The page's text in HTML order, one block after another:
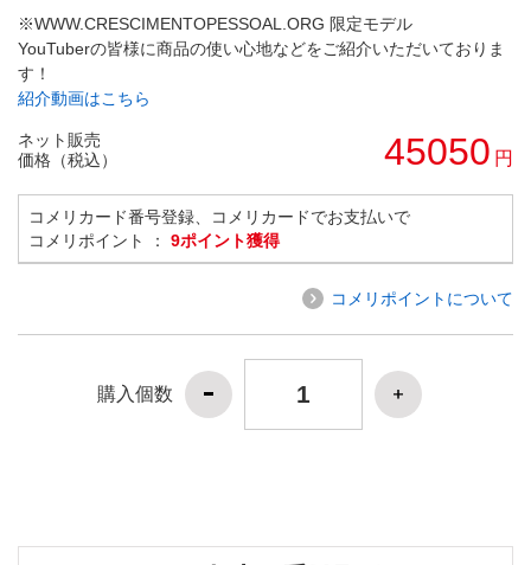
※WWW.CRESCIMENTOPESSOAL.ORG 限定モデル
YouTuberの皆様に商品の使い心地などをご紹介いただいておりま
す！
紹介動画はこちら
ネット販売
価格（税込）
45050 円
コメリカード番号登録、コメリカードでお支払いで
コメリポイント ： 9ポイント獲得
コメリポイントについて
購入個数